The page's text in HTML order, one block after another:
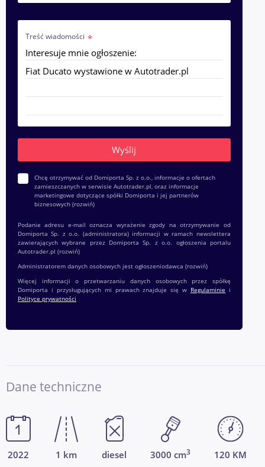
Treść wiadomości
Chcę otrzymywać od Domiporta Sp. z o.o., informacje o ofertach
zamieszczanych w serwisie Autotrader.pl, oraz informacje
marketingowe dotyczące spółki Domiporta i jej partnerów
biznesowych (rozwiń)
Podanie adresu e-mail oznacza wyrażenie zgody na otrzymywanie od
Domiporta Sp. z o.o. (administratora) informacji w ramach newslettera
zawierających wybrane przez Domiporta Sp. z o.o. ogłoszenia portalu
Autotrader.pl (rozwiń)
Administratorem danych osobowych jest ogłoszeniodawca (rozwiń)
Więcej informacji o przetwarzaniu danych osobowych przez spółkę
Domiporta i przysługujących mi prawach znajduje się w Regulaminie i
Polityce prywatności
Dane techniczne
2022 1 km diesel 3000 cm3 120 KM